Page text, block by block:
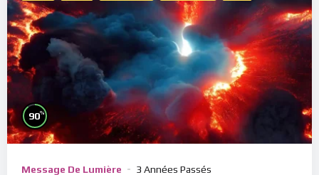
90%
Message De Lumière 3 Années Passés